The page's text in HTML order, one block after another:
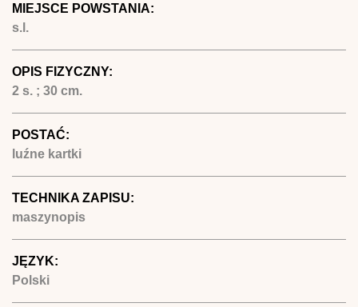
MIEJSCE POWSTANIA:
s.l.
OPIS FIZYCZNY:
2 s. ; 30 cm.
POSTAĆ:
luźne kartki
TECHNIKA ZAPISU:
maszynopis
JĘZYK:
Polski